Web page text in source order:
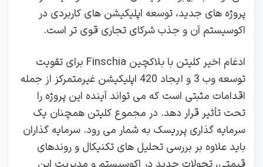
پروژه‌ های جدید، توسعه اپلیکیشن‌ های کاربردی در
اکوسیستم آن و جذب شرکای تجاری قوی‌ تر است.
ادغام اخیر کلیتن با بلاکچین Finschia برای تقویت
توسعه وب 3 و ایجاد 420 اپلیکیشن غیرمتمرکز از جمله
اقدامات مثبتی است که می‌ تواند آینده این پروژه را
تحت تأثیر قرار دهد. در مجموع کلیتن همچنان یک
سرمایه‌ گذاری پرریسک به شمار می‌ رود. سرمایه‌ گذاران
باید علاوه بر بررسی تحلیل‌ های تکنیکال و روندهای